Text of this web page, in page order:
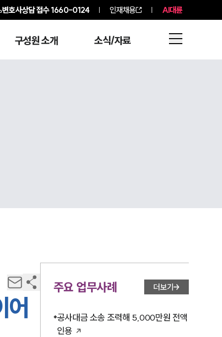
변호사상담 접수1660-0124 인재채용 AI대륜
구성원 소개 소식/자료
주요 업무사례 더보기
공사대금 소송 조력해 5,000만원 전액
인용